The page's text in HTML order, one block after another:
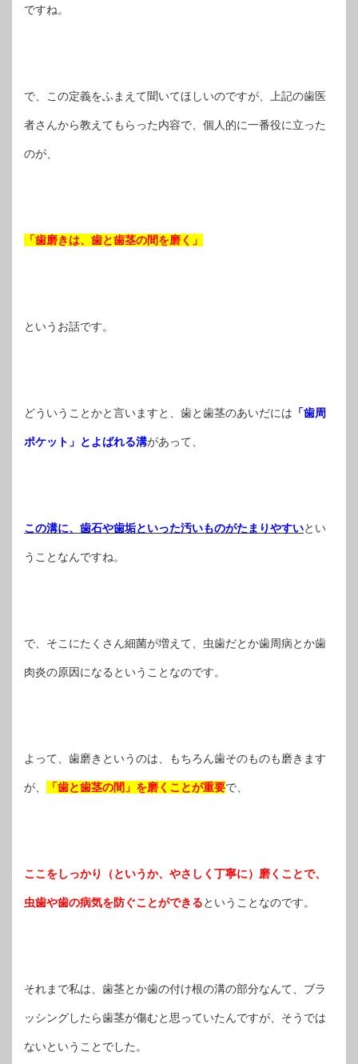
ですね。
で、この定義をふまえて聞いてほしいのですが、上記の歯医
者さんから教えてもらった内容で、個人的に一番役に立った
のが、
「歯磨きは、歯と歯茎の間を磨く」
というお話です。
どういうことかと言いますと、歯と歯茎のあいだには 「歯周
ポケット」とよばれる溝があって、
この溝に、歯石や歯垢といった汚いものがたまりやすいとい
うことなんですね。
で、そこにたくさん細菌が増えて、虫歯だとか歯周病とか歯
肉炎の原因になるということなのです。
よって、歯磨きというのは、もちろん歯そのものも磨きます
が、 「歯と歯茎の間」を磨くことが重要で、
ここをしっかり（というか、やさしく丁寧に）磨くことで、
虫歯や歯の病気を防ぐことができるということなのです。
それまで私は、歯茎とか歯の付け根の溝の部分なんて、ブラ
ッシングしたら歯茎が傷むと思っていたんですが、そうでは
ないということでした。